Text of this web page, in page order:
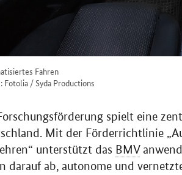
Fahren
Fotolia / Syda Productions
spielt eine
Mit der Förderrichtlinie
unterstützt das BMV
darauf ab, autonome und